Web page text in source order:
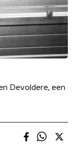
Devoldere, een